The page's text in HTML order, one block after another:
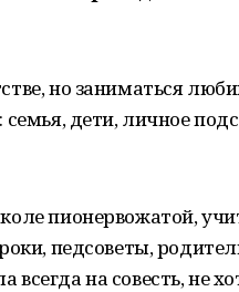
но заниматься
дети, личное
пионервожатой,
педсоветы,
на совесть, не